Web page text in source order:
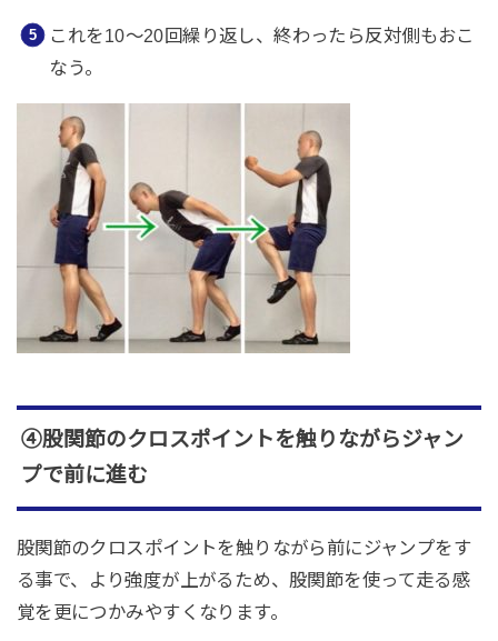
これを10〜20回繰り返し、終わったら反対側もおこ
なう。
④股関節のクロスポイントを触りながらジャン
プで前に進む
股関節のクロスポイントを触りながら 前にジャンプをす
る事で、 より強度が上がるため、股関節を使って走る感
覚を更につかみやすくなります。